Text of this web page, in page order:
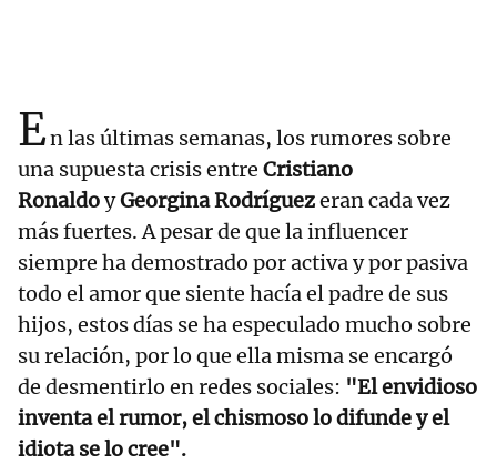
En las últimas semanas, los rumores sobre
una supuesta crisis entre Cristiano
RonaldoyGeorgina Rodríguezeran cada vez
más fuertes. A pesar de que la influencer
siempre ha demostrado por activa y por pasiva
todo el amor que siente hacía el padre de sus
hijos, estos días se ha especulado mucho sobre
su relación, por lo que ella misma se encargó
de desmentirlo en redes sociales: "El envidioso
inventa el rumor, el chismoso lo difunde y el
idiota se lo cree".